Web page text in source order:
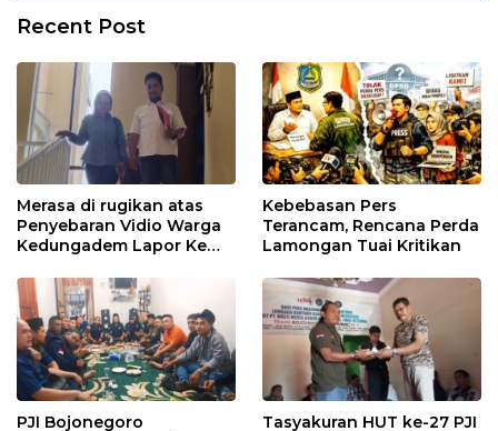
Recent Post
Merasa di rugikan atas
Penyebaran Vidio Warga
Kedungadem Lapor Ke
Kebebasan Pers
Terancam, Rencana Perda
Lamongan Tuai Kritikan
PJI Bojonegoro
Tasyakuran HUT ke-27 PJI